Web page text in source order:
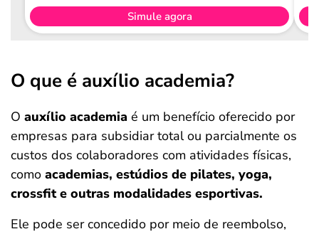
Simule agora
O que é auxílio academia?
O auxílio academia é um benefício oferecido por
empresas para subsidiar total ou parcialmente os
custos dos colaboradores com atividades físicas,
como academias, estúdios de pilates, yoga,
crossfit e outras modalidades esportivas.
Ele pode ser concedido por meio de reembolso,